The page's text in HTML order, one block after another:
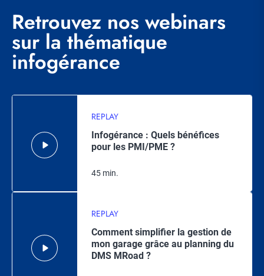
Retrouvez nos webinars
sur la thématique
infogérance
REPLAY
Infogérance : Quels bénéfices
pour les PMI/PME ?
45 min.
REPLAY
Comment simplifier la gestion de
mon garage grâce au planning du
DMS MRoad ?​